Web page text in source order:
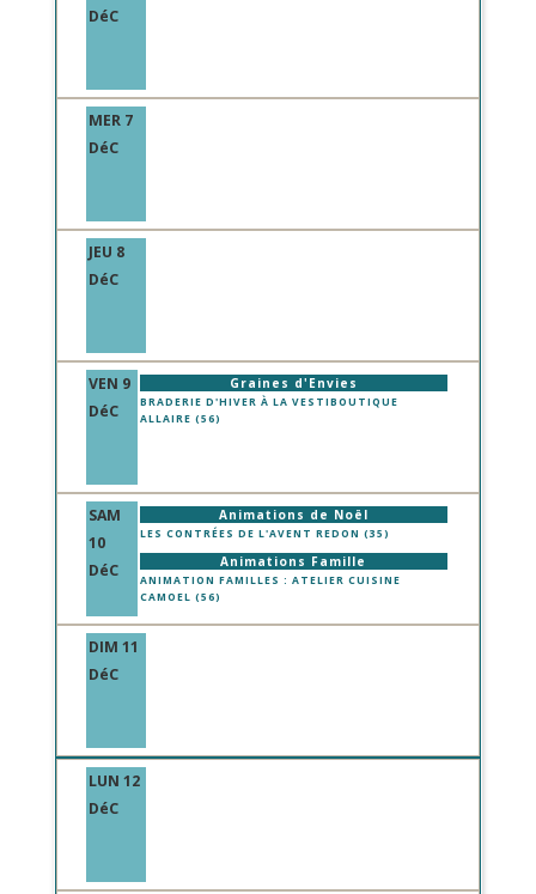
DéC
MER 7
DéC
JEU 8
DéC
VEN 9
DéC
Graines d'Envies
BRADERIE D'HIVER À LA VESTIBOUTIQUE
ALLAIRE (56)
SAM
10
DéC
Animations de Noël
LES CONTRÉES DE L'AVENT REDON (35)
Animations Famille
ANIMATION FAMILLES : ATELIER CUISINE
CAMOEL (56)
DIM 11
DéC
LUN 12
DéC